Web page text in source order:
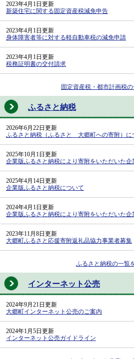
2023年4月1日更新
新築住宅に関する固定資産税減免申告
2023年4月1日更新
身体障害者等に対する軽自動車税の減免申請
2023年4月1日更新
税務証明書の交付請求
固定資産税・都市計画税
ふるさと納税
2026年6月22日更新
ふるさと納税（ふるさと 大郷町への寄附）
2025年10月1日更新
企業版ふるさと納税により寄附をいただいた企
2025年4月14日更新
企業版ふるさと納税について
2024年4月1日更新
企業版ふるさと納税により寄附をいただいた企
2023年11月8日更新
大郷町ふるさと応援寄附返礼品協力事業者募集
ふるさと納税の一覧
インターネット公売
2024年9月21日更新
大郷町インターネット公売のご案内
2024年1月5日更新
インターネット公売ガイドライン